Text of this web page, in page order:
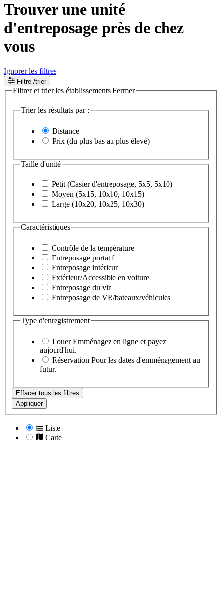
Trouver une unité
d'entreposage près de chez
vous
Ignorer les filtres
Filtre /trier
Filtrer et trier les établissements Fermer
Trier les résultats par :
Distance
Prix (du plus bas au plus élevé)
Taille d'unité
Petit (Casier d'entreposage, 5x5, 5x10)
Moyen (5x15, 10x10, 10x15)
Large (10x20, 10x25, 10x30)
Caractéristiques
Contrôle de la température
Entreposage portatif
Entreposage intérieur
Extérieur/Accessible en voiture
Entreposage du vin
Entreposage de VR/bateaux/véhicules
Type d'enregistrement
LouerEmménagez en ligne et payez
aujourd'hui.
Réservation Pour les dates d'emménagement au
futur.
Effacer tous les filtres
Appliquer
Liste
Carte